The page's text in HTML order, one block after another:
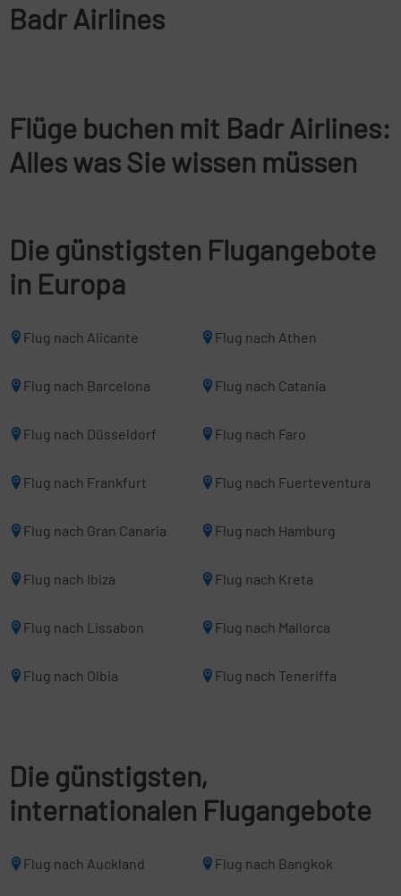
Badr Airlines
Flüge buchen mit Badr Airlines:
Alles was Sie wissen müssen
Die günstigsten Flugangebote
in Europa
Flug nach Alicante Flug nach Athen
Flug nach Barcelona Flug nach Catania
Flug nach Düsseldorf Flug nach Faro
Flug nach Frankfurt Flug nach Fuerteventura
Flug nach Gran Canaria Flug nach Hamburg
Flug nach Ibiza Flug nach Kreta
Flug nach Lissabon Flug nach Mallorca
Flug nach Olbia Flug nach Teneriffa
Die günstigsten,
internationalen Flugangebote
Flug nach Auckland Flug nach Bangkok